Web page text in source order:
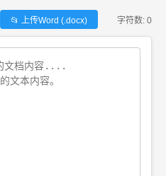
📂 上传Word (.docx) 字符数: 0